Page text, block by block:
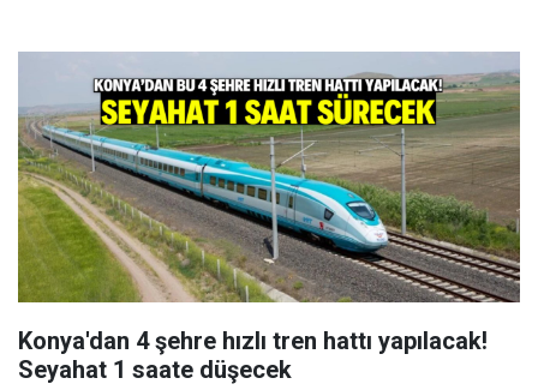
Konya'dan 4 şehre hızlı tren hattı yapılacak!
Seyahat 1 saate düşecek